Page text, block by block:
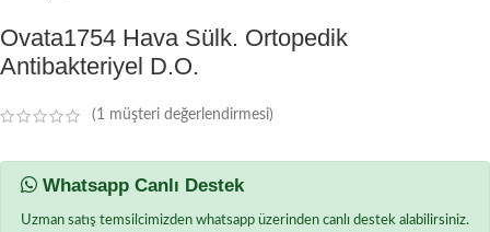
Ovata1754 Hava Sülk. Ortopedik
Antibakteriyel D.O.
(1 müşteri değerlendirmesi)
Whatsapp Canlı Destek
Uzman satış temsilcimizden whatsapp üzerinden canlı destek alabilirsiniz.